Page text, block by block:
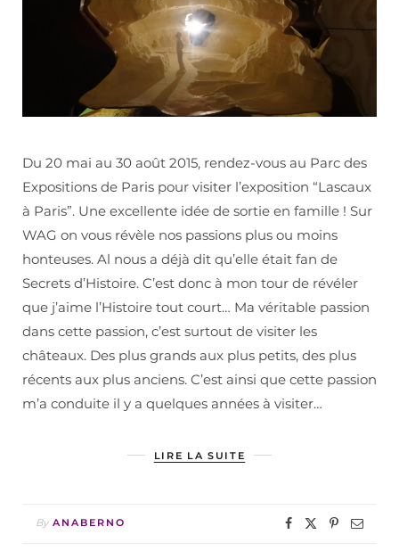
Du 20 mai au 30 août 2015, rendez-vous au Parc des
Expositions de Paris pour visiter l’exposition “Lascaux
à Paris”. Une excellente idée de sortie en famille ! Sur
WAG on vous révèle nos passions plus ou moins
honteuses. Al nous a déjà dit qu’elle était fan de
Secrets d’Histoire. C’est donc à mon tour de révéler
que j’aime l’Histoire tout court… Ma véritable passion
dans cette passion, c’est surtout de visiter les
châteaux. Des plus grands aux plus petits, des plus
récents aux plus anciens. C’est ainsi que cette passion
m’a conduite il y a quelques années à visiter…
LIRE LA SUITE
By ANABERNO